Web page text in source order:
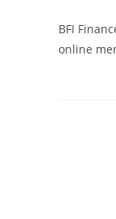
BFI
online